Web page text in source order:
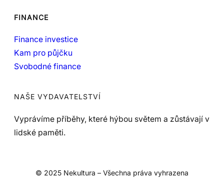
FINANCE
Finance investice
Kam pro půjčku
Svobodné finance
NAŠE VYDAVATELSTVÍ
Vyprávíme příběhy, které hýbou světem a zůstávají v
lidské paměti.
© 2025 Nekultura – Všechna práva vyhrazena